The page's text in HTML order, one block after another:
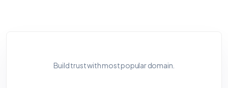
Build trust with most popular domain.